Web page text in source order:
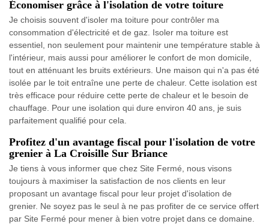
Économiser grâce à l'isolation de votre toiture
Je choisis souvent d'isoler ma toiture pour contrôler ma
consommation d'électricité et de gaz. Isoler ma toiture est
essentiel, non seulement pour maintenir une température stable à
l'intérieur, mais aussi pour améliorer le confort de mon domicile,
tout en atténuant les bruits extérieurs. Une maison qui n'a pas été
isolée par le toit entraîne une perte de chaleur. Cette isolation est
très efficace pour réduire cette perte de chaleur et le besoin de
chauffage. Pour une isolation qui dure environ 40 ans, je suis
parfaitement qualifié pour cela.
Profitez d'un avantage fiscal pour l'isolation de votre
grenier à La Croisille Sur Briance
Je tiens à vous informer que chez Site Fermé, nous visons
toujours à maximiser la satisfaction de nos clients en leur
proposant un avantage fiscal pour leur projet d'isolation de
grenier. Ne soyez pas le seul à ne pas profiter de ce service offert
par Site Fermé pour mener à bien votre projet dans ce domaine.